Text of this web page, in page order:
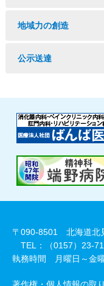
地域力の創造
公示送達
〒090-8501 北海道北
TEL：（0157）23-
執務時間 月曜日～金